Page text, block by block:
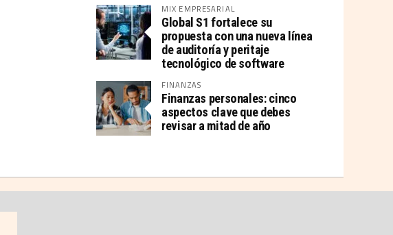
MIX EMPRESARIAL
Global S1 fortalece su
propuesta con una nueva línea
de auditoría y peritaje
tecnológico de software
FINANZAS
Finanzas personales: cinco
aspectos clave que debes
revisar a mitad de año